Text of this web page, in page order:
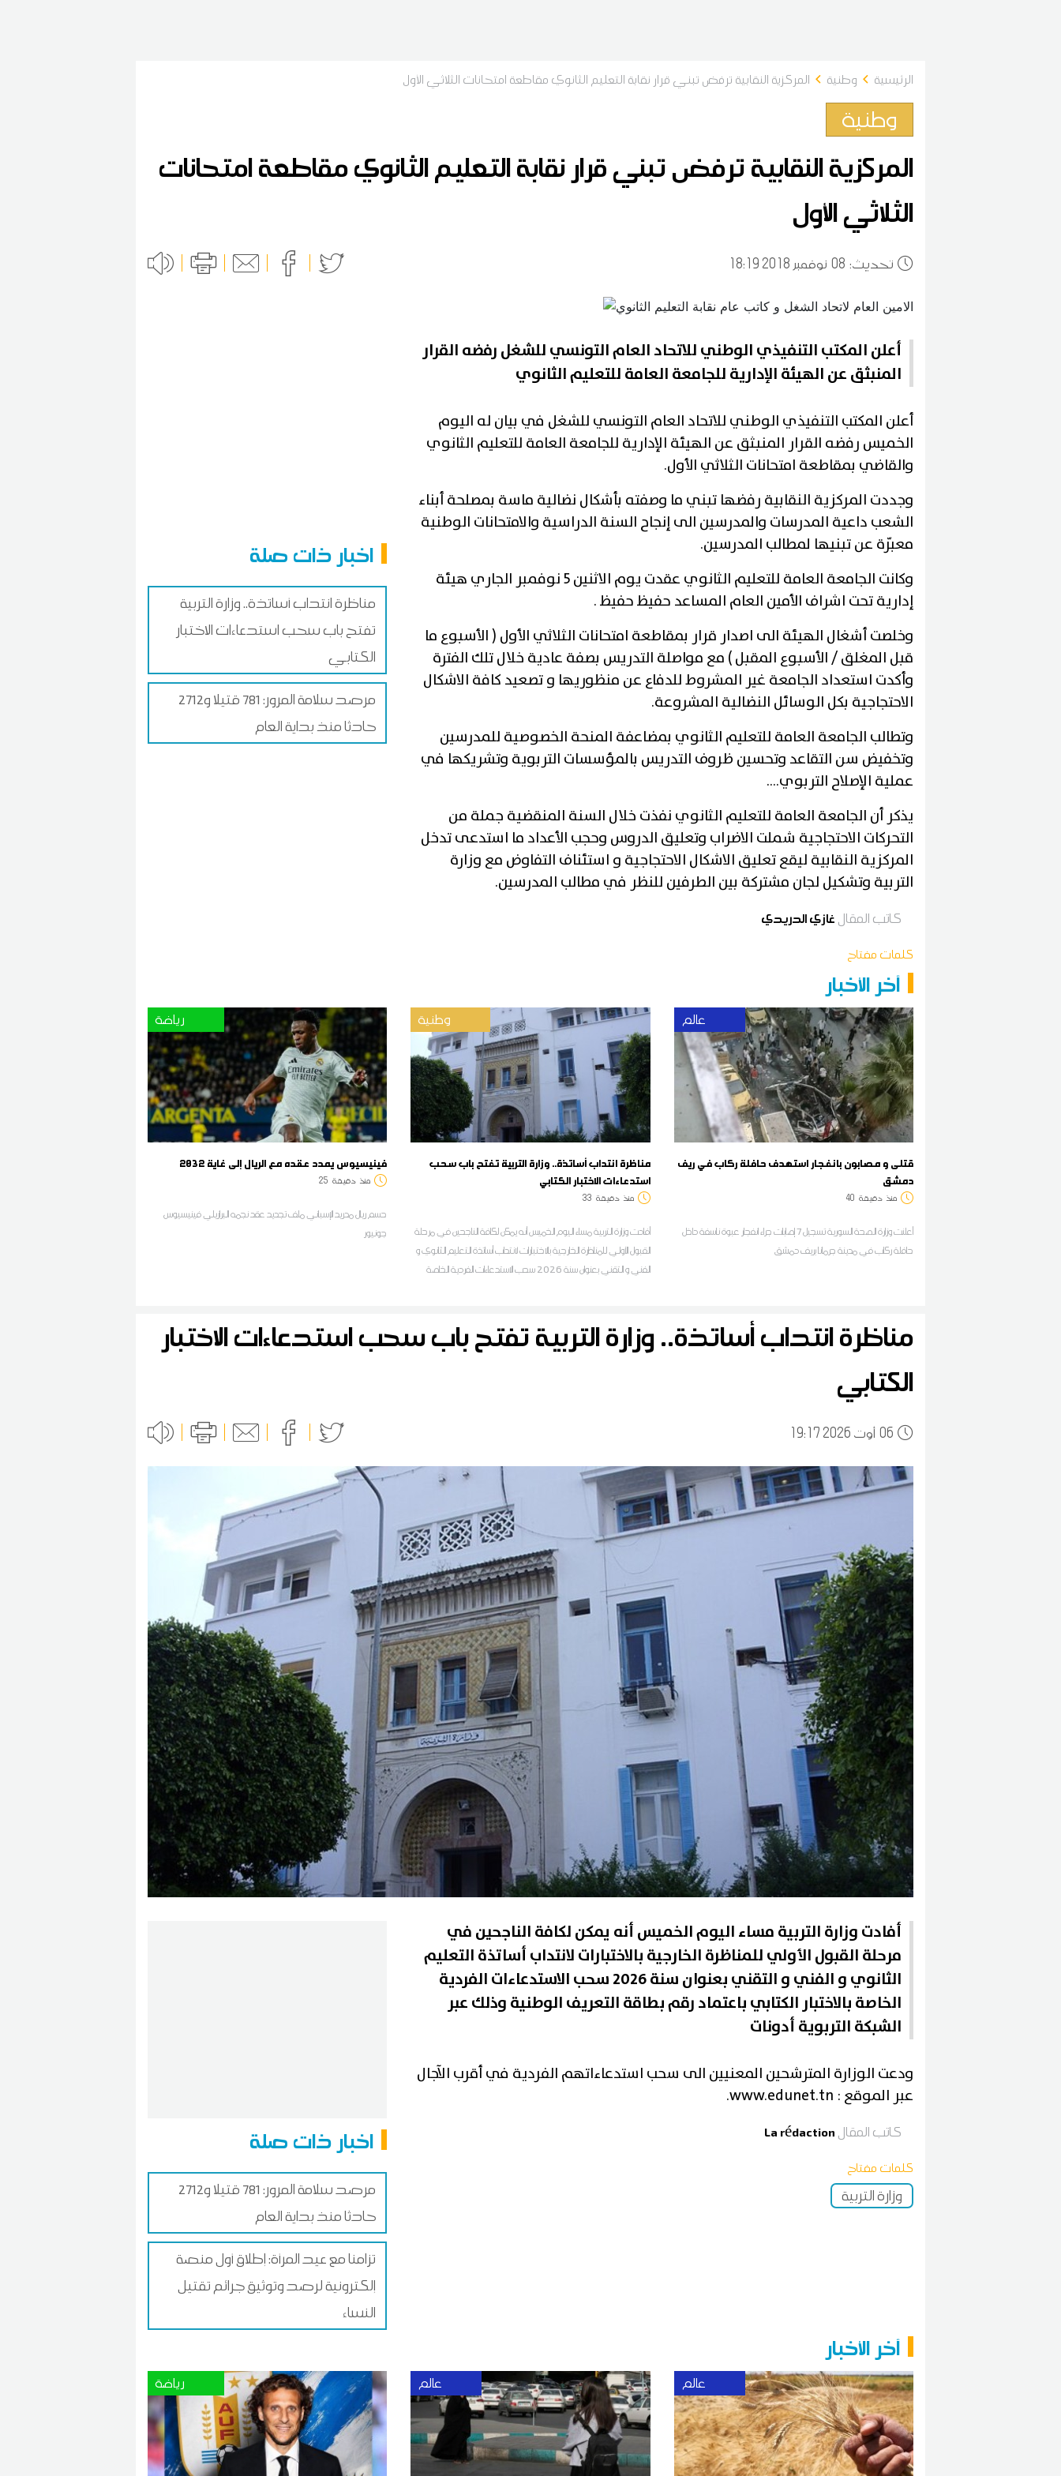
الرئيسية وطنية المركزية النقابية ترفض تبني قرار نقابة التعليم الثانوي مقاطعة امتحانات الثلاثي الأول
وطنية
المركزية النقابية ترفض تبني قرار نقابة التعليم الثانوي مقاطعة امتحانات
الثلاثي الأول
:تحديث 08 18:19 2018 نوفمبر
اخبار ذات صلة
مناظرة انتداب أساتذة.. وزارة التربية
تفتح باب سحب استدعاءات الاختبار
الكتابي
مرصد سلامة المرور: 781 قتيلا و2712
حادثا منذ بداية العام
أعلن المكتب التنفيذي الوطني للاتحاد العام التونسي للشغل رفضه القرار
المنبثق عن الهيئة الإدارية للجامعة العامة للتعليم الثانوي
أعلن المكتب التنفيذي الوطني للاتحاد العام التونسي للشغل في بيان له اليوم
الخميس رفضه القرار المنبثق عن الهيئة الإدارية للجامعة العامة للتعليم الثانوي
والقاضي بمقاطعة امتحانات الثلاثي الأول.
وجددت المركزية النقابية رفضها تبني ما وصفته بأشكال نضالية ماسة بمصلحة أبناء
الشعب داعية المدرسات والمدرسين الى إنجاح السنة الدراسية والامتحانات الوطنية
معبّرة عن تبنيها لمطالب المدرسين.
وكانت الجامعة العامة للتعليم الثانوي عقدت يوم الاثنين 5 نوفمبر الجاري هيئة
إدارية تحت اشراف الأمين العام المساعد حفيظ حفيظ .
وخلصت أشغال الهيئة الى اصدار قرار بمقاطعة امتحانات الثلاثي الأول ( الأسبوع ما
قبل المغلق / الأسبوع المقبل ) مع مواصلة التدريس بصفة عادية خلال تلك الفترة
وأكدت استعداد الجامعة غير المشروط للدفاع عن منظوريها و تصعيد كافة الاشكال
الاحتجاجية بكل الوسائل النضالية المشروعة.
وتطالب الجامعة العامة للتعليم الثانوي بمضاعفة المنحة الخصوصية للمدرسين
وتخفيض سن التقاعد وتحسين ظروف التدريس بالمؤسسات التربوية وتشريكها في
عملية الإصلاح التربوي....
يذكر أن الجامعة العامة للتعليم الثانوي نفذت خلال السنة المنقضية جملة من
التحركات الاحتجاجية شملت الاضراب وتعليق الدروس وحجب الأعداد ما استدعى تدخل
المركزية النقابية ليقع تعليق الاشكال الاحتجاجية و استئناف التفاوض مع وزارة
التربية وتشكيل لجان مشتركة بين الطرفين للنظر في مطالب المدرسين.
كاتب المقال غازي الدريدي
كلمات مفتاح
آخر الأخبار
رياضة
فينيسيوس يمدد عقده مع الريال إلى غاية 2032
منذ دقيقة 25
حسم ريال مدريد الإسباني ملف تجديد عقد نجمه البرازيلي فينيسيوس
جونيور
وطنية
مناظرة انتداب أساتذة.. وزارة التربية تفتح باب سحب
استدعاءات الاختبار الكتابي
منذ دقيقة 33
أفادت وزارة التربية مساء اليوم الخميس أنه يمكن لكافة الناجحين في مرحلة
القبول الأولي للمناظرة الخارجية بالاختبارات لانتداب أساتذة التعليم الثانوي و
الفني و التقني بعنوان سنة 2026 سحب الاستدعاءات الفردية الخاصة
عالم
قتلى و مصابون بانفجار استهدف حافلة ركاب في ريف
دمشق
منذ دقيقة 40
أعلنت وزارة الصحة السورية تسجيل 7 إصابات جراء انفجار عبوة ناسفة داخل
حافلة ركاب في مدينة جرمانا بريف دمشق
مناظرة انتداب أساتذة.. وزارة التربية تفتح باب سحب استدعاءات الاختبار
الكتابي
0619:17 2026 أوت
اخبار ذات صلة
مرصد سلامة المرور: 781 قتيلا و2712
حادثا منذ بداية العام
تزامنا مع عيد المرأة: إطلاق أول منصة
إلكترونية لرصد وتوثيق جرائم تقتيل
النساء
أفادت وزارة التربية مساء اليوم الخميس أنه يمكن لكافة الناجحين في
مرحلة القبول الأولي للمناظرة الخارجية بالاختبارات لانتداب أساتذة التعليم
الثانوي و الفني و التقني بعنوان سنة 2026 سحب الاستدعاءات الفردية
الخاصة بالاختبار الكتابي باعتماد رقم بطاقة التعريف الوطنية وذلك عبر
الشبكة التربوية أدونات
ودعت الوزارة المترشحين المعنيين الى سحب استدعاءاتهم الفردية في أقرب الآجال
عبر الموقع : www.edunet.tn.
كاتب المقال La rédaction
كلمات مفتاح
وزارة التربية
آخر الأخبار
رياضة عالم عالم